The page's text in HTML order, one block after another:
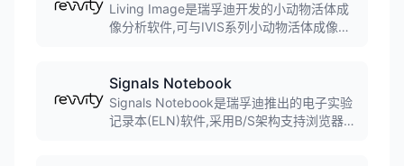
Living Image是瑞孚迪开发的小动物活体成
像分析软件,可与IVIS系列小动物活体成像系
合来自不同模式的成像数据,广泛应用于生物
医学研究。
Signals Notebook
Signals Notebook是瑞孚迪推出的电子实验
记录本(ELN)软件,采用B/S架构支持浏览器访